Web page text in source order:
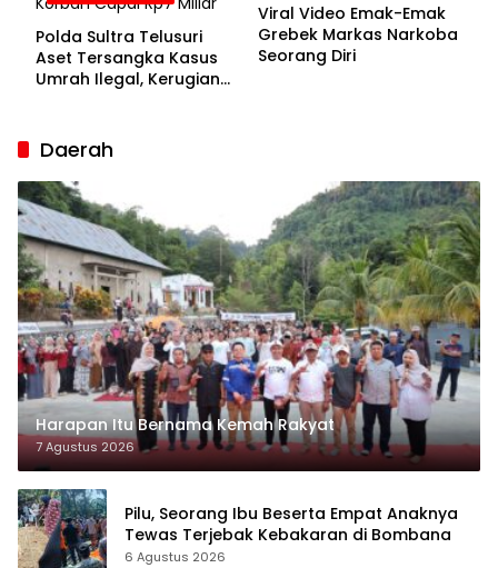
Polda Sultra Telusuri
Aset Tersangka Kasus
Umrah Ilegal, Kerugian
Viral Video Emak-Emak
Grebek Markas Narkoba
Seorang Diri
Daerah
Harapan Itu Bernama Kemah Rakyat
7 Agustus 2026
Pilu, Seorang Ibu Beserta Empat Anaknya
Tewas Terjebak Kebakaran di Bombana
6 Agustus 2026